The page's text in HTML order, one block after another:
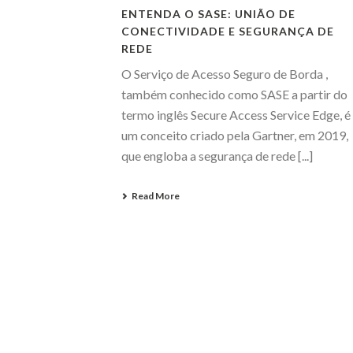
ENTENDA O SASE: UNIÃO DE
CONECTIVIDADE E SEGURANÇA DE
REDE
O Serviço de Acesso Seguro de Borda ,
também conhecido como SASE a partir do
termo inglês Secure Access Service Edge, é
um conceito criado pela Gartner, em 2019,
que engloba a segurança de rede [...]
Read More